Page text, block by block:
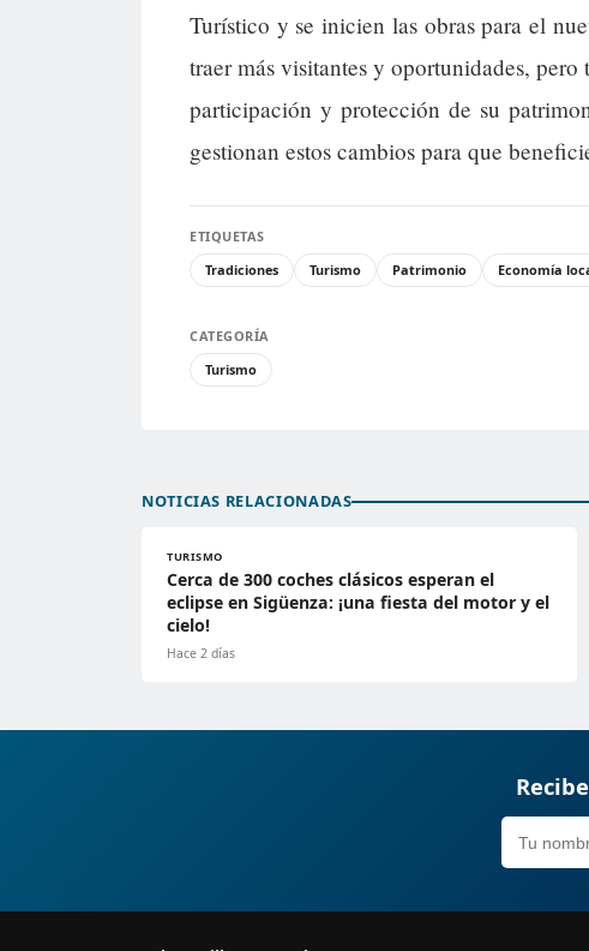
Turístico y se inicien las obras para el
traer más visitantes y oportunidades,
participación y protección de su
gestionan estos cambios para que
ETIQUETAS
Tradiciones
Turismo Patrimonio Economía
CATEGORÍA
Turismo
NOTICIAS RELACIONADAS
TURISMO
Cerca de 300 coches clásicos esperan el
eclipse en Sigüenza: ¡una fiesta del motor y el
cielo!
Hace 2 días